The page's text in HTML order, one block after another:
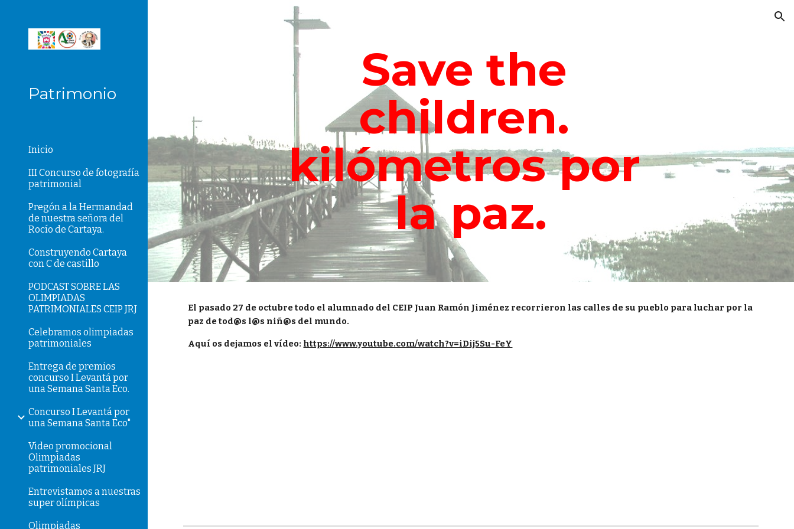
Skip to main content
Patrimonio
Inicio
III Concurso de fotografía
patrimonial
Pregón a la Hermandad
de nuestra señora del
Rocío de Cartaya.
Construyendo Cartaya
con C de castillo
PODCAST SOBRE LAS
OLIMPIADAS
PATRIMONIALES CEIP JRJ
Celebramos olimpiadas
patrimoniales
Entrega de premios
concurso I Levantá por
una Semana Santa Eco.
Concurso I Levantá por
una Semana Santa Eco"
Video promocional
Olimpiadas
patrimoniales JRJ
Entrevistamos a nuestras
super olímpicas
Olimpiadas
Save the
children.
kilómetros por
la paz.
El pasado 27 de octubre todo el alumnado del CEIP Juan Ramón Jiménez recorrieron las calles de su pueblo para luchar por la
paz de tod@s l@s niñ@s del mundo.
Aquí os dejamos el vídeo: https://www.youtube.com/watch?v=iDij5Su-FeY